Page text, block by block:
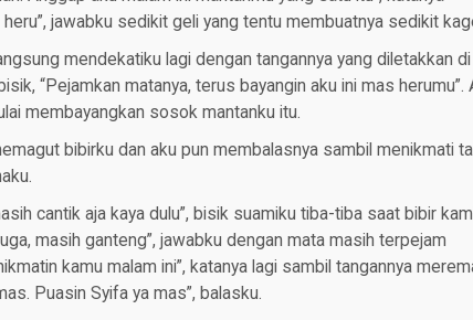
heru”, jawabku sedikit geli yang tentu membuatnya sedikit
mendekatiku lagi dengan tangannya yang diletakkan
“Pejamkan matanya, terus bayangin aku ini mas herumu”.
membayangkan sosok mantanku itu.
bibirku dan aku pun membalasnya sambil menikmati
cantik aja kaya dulu”, bisik suamiku tiba-tiba saat bibir
masih ganteng”, jawabku dengan mata masih terpejam
kamu malam ini”, katanya lagi sambil tangannya
Puasin Syifa ya mas”, balasku.